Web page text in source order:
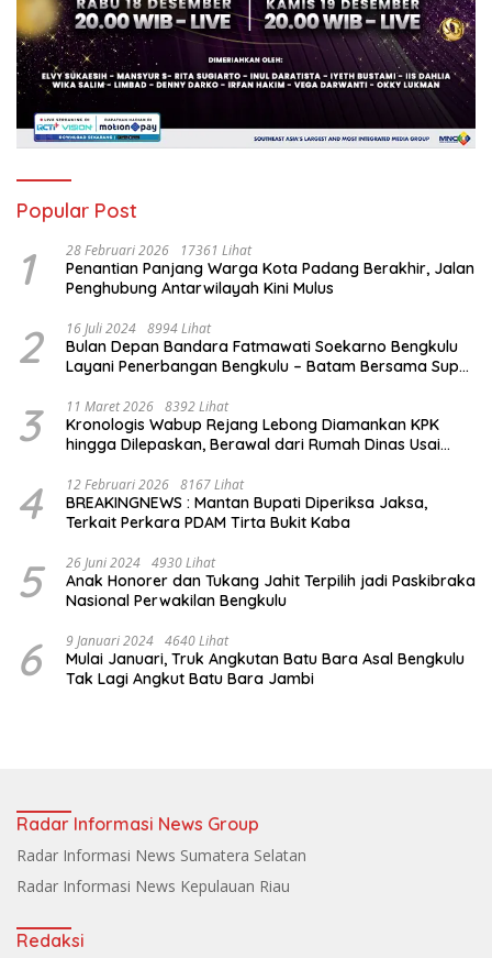
Popular Post
1 28 Februari 2026 17361 Lihat
Penantian Panjang Warga Kota Padang Berakhir, Jalan
Penghubung Antarwilayah Kini Mulus
2 16 Juli 2024 8994 Lihat
Bulan Depan Bandara Fatmawati Soekarno Bengkulu
Layani Penerbangan Bengkulu – Batam Bersama Super
3 11 Maret 2026 8392 Lihat
Kronologis Wabup Rejang Lebong Diamankan KPK
hingga Dilepaskan, Berawal dari Rumah Dinas Usai
4 12 Februari 2026 8167 Lihat
BREAKINGNEWS : Mantan Bupati Diperiksa Jaksa,
Terkait Perkara PDAM Tirta Bukit Kaba
5 26 Juni 2024 4930 Lihat
Anak Honorer dan Tukang Jahit Terpilih jadi Paskibraka
Nasional Perwakilan Bengkulu
6 9 Januari 2024 4640 Lihat
Mulai Januari, Truk Angkutan Batu Bara Asal Bengkulu
Tak Lagi Angkut Batu Bara Jambi
Radar Informasi News Group
Radar Informasi News Sumatera Selatan
Radar Informasi News Kepulauan Riau
Redaksi